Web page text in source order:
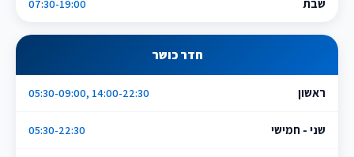
שבת 07:30-19:00
חדר כושר
ראשון 05:30-09:00, 14:00-22:30
שני - חמישי 05:30-22:30